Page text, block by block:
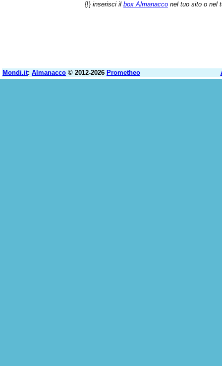
{!} inserisci il box Almanacco nel tuo sito o nel
Mondi.it: Almanacco © 2012-2026 Prometheo